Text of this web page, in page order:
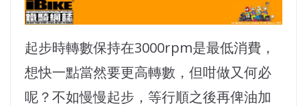
起步時轉數保持在3000rpm是最低消費，
想快一點當然要更高轉數，但咁做又何必
呢？不如慢慢起步，等行順之後再俾油加